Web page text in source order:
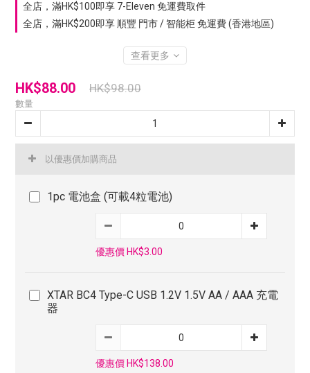
全店，滿HK$100即享 7-Eleven 免運費取件
全店，滿HK$200即享 順豐 門市 / 智能柜 免運費 (香港地區)
查看更多
HK$88.00 HK$98.00
數量
以優惠價加購商品
1pc 電池盒 (可載4粒電池)
優惠價 HK$3.00
XTAR BC4 Type-C USB 1.2V 1.5V AA / AAA 充電
器
優惠價 HK$138.00